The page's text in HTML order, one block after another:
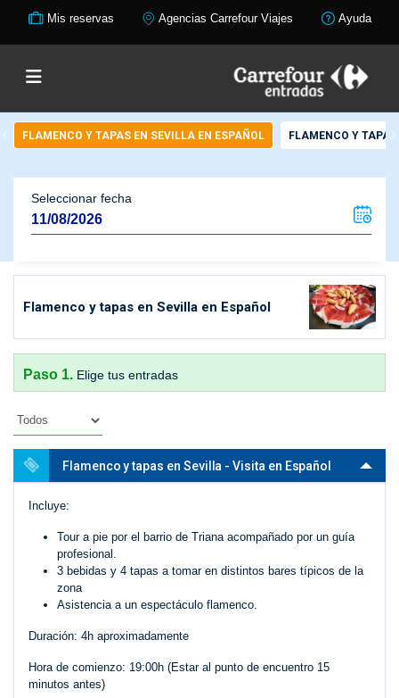
Mis reservas Agencias Carrefour Viajes Ayuda
FLAMENCO Y TAPAS EN SEVILLA EN ESPAÑOL FLAMENCO Y
Seleccionar fecha
Flamenco y tapas en Sevilla en Español
Paso 1. Elige tus entradas
Flamenco y tapas en Sevilla - Visita en Español
Incluye:
Tour a pie por el barrio de Triana acompañado por un guía
profesional.
3 bebidas y 4 tapas a tomar en distintos bares típicos de la
zona
Asistencia a un espectáculo flamenco.
Duración: 4h aproximadamente
Hora de comienzo: 19:00h (Estar al punto de encuentro 15
minutos antes)